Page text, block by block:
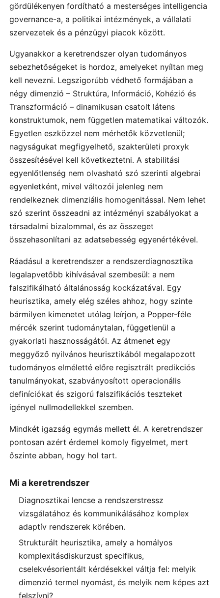
gördülékenyen fordítható a mesterséges intelligencia
governance-a, a politikai intézmények, a vállalati
szervezetek és a pénzügyi piacok között.
Ugyanakkor a keretrendszer olyan tudományos
sebezhetőségeket is hordoz, amelyeket nyíltan meg
kell nevezni. Legszigorúbb védhető formájában a
négy dimenzió – Struktúra, Információ, Kohézió és
Transzformáció – dinamikusan csatolt látens
konstruktumok, nem független matematikai változók.
Egyetlen eszközzel nem mérhetők közvetlenül;
nagyságukat megfigyelhető, szakterületi proxyk
összesítésével kell következtetni. A stabilitási
egyenlőtlenség nem olvasható szó szerinti algebrai
egyenletként, mivel változói jelenleg nem
rendelkeznek dimenziális homogenitással. Nem lehet
szó szerint összeadni az intézményi szabályokat a
társadalmi bizalommal, és az összeget
összehasonlítani az adatsebesség egyenértékével.
Ráadásul a keretrendszer a rendszerdiagnosztika
legalapvetőbb kihívásával szembesül: a nem
falszifikálható általánosság kockázatával. Egy
heurisztika, amely elég széles ahhoz, hogy szinte
bármilyen kimenetet utólag leírjon, a Popper-féle
mércék szerint tudománytalan, függetlenül a
gyakorlati hasznosságától. Az átmenet egy
meggyőző nyilvános heurisztikából megalapozott
tudományos elméletté előre regisztrált predikciós
tanulmányokat, szabványosított operacionális
definíciókat és szigorú falszifikációs teszteket
igényel nullmodellekkel szemben.
Mindkét igazság egymás mellett él. A keretrendszer
pontosan azért érdemel komoly figyelmet, mert
őszinte abban, hogy hol tart.
Mi a keretrendszer
Diagnosztikai lencse a rendszerstressz
vizsgálatához és kommunikálásához komplex
adaptív rendszerek körében.
Strukturált heurisztika, amely a homályos
komplexitásdiskurzust specifikus,
cselekvésorientált kérdésekkel váltja fel: melyik
dimenzió termel nyomást, és melyik nem képes azt
felszívni?